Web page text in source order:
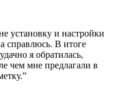
установку и настройки
справлюсь. В итоге
я обратилась,
чем мне предлагали в